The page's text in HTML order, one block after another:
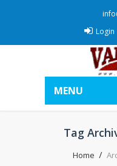
Login
MENU
Tag
Home